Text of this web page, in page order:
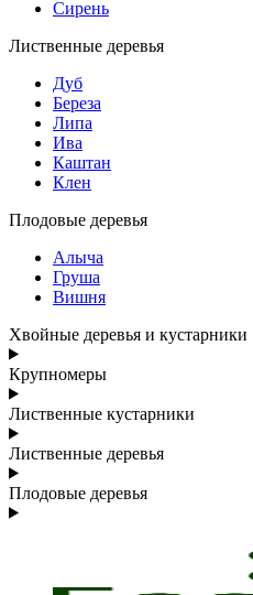
Сирень
Лиственные деревья
Дуб
Береза
Липа
Ива
Каштан
Клен
Плодовые деревья
Алыча
Груша
Вишня
Хвойные деревья и кустарники
Крупномеры
Лиственные кустарники
Лиственные деревья
Плодовые деревья